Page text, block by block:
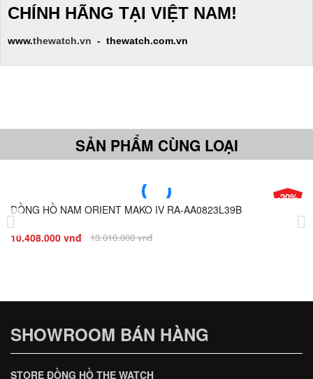
CHÍNH HÃNG TẠI VIỆT NAM!
www.thewatch.vn - thewatch.com.vn
SẢN PHẨM CÙNG LOẠI
-20%
ĐỒNG HỒ NAM ORIENT MAKO IV RA-AA0823L39B
10.408.000 vnđ
13.010.000 vnđ
SHOWROOM BÁN HÀNG
STORE ĐỒNG HỒ THE WATCH